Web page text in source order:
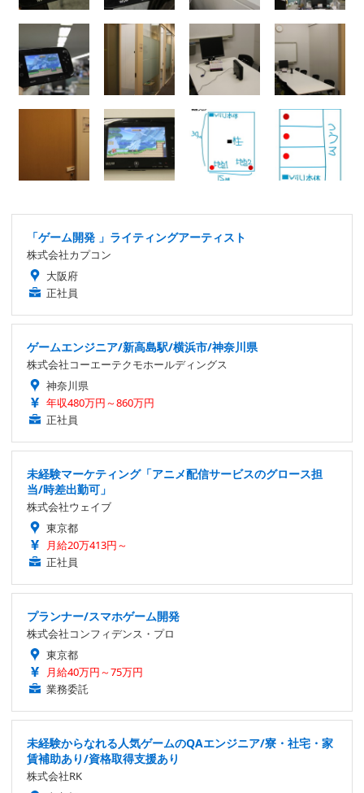
「ゲーム開発 」ライティングアーティスト
株式会社カプコン
大阪府
正社員
ゲームエンジニア/新高島駅/横浜市/神奈川県
株式会社コーエーテクモホールディングス
神奈川県
年収480万円～860万円
正社員
未経験マーケティング「アニメ配信サービスのグロース担
当/時差出勤可」
株式会社ウェイブ
東京都
月給20万413円～
正社員
プランナー/スマホゲーム開発
株式会社コンフィデンス・プロ
東京都
月給40万円～75万円
業務委託
未経験からなれる人気ゲームのQAエンジニア/寮・社宅・家
賃補助あり/資格取得支援あり
株式会社RK